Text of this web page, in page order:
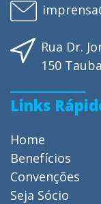
Rua Dr.
150
Links
Home
Benefícios
Convenções
Seja Sócio